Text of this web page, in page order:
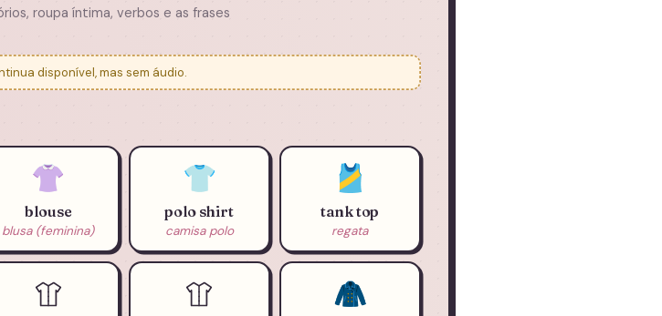
roupa íntima, verbos e as frases
disponível, mas sem áudio.
👚
blouse
blusa (feminina)
👕
polo shirt
camisa polo
🎽
tank top
regata
🧥